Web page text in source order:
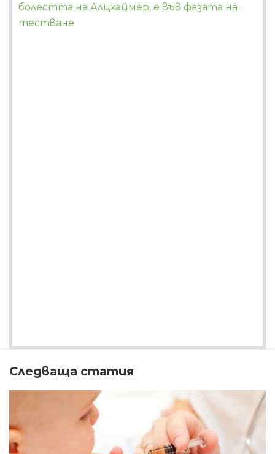
болестта на Алцхаймер, е във фазата на
тестване
Следваща статия